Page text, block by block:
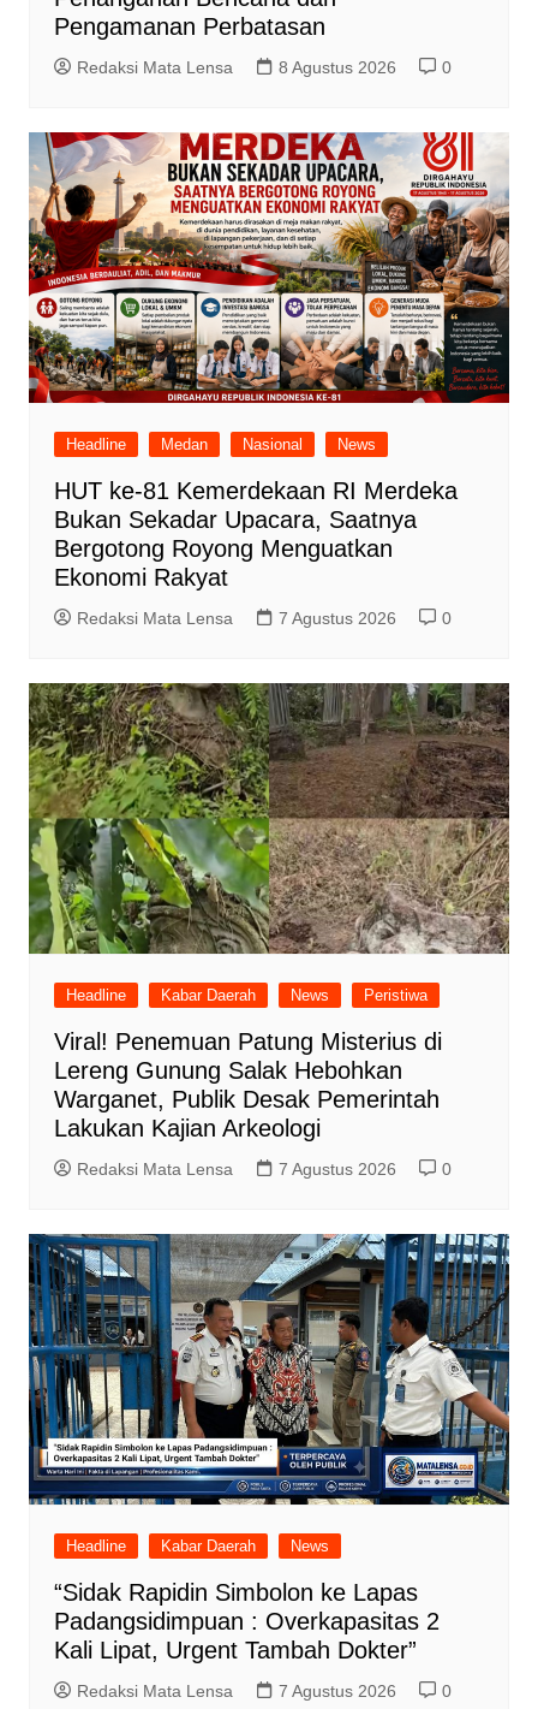
Pengamanan Perbatasan
Redaksi Mata Lensa 8 Agustus 2026 0
Headline Medan Nasional News
HUT ke-81 Kemerdekaan RI Merdeka
Bukan Sekadar Upacara, Saatnya
Bergotong Royong Menguatkan
Ekonomi Rakyat
Redaksi Mata Lensa 7 Agustus 2026 0
Headline Kabar Daerah News Peristiwa
Viral! Penemuan Patung Misterius di
Lereng Gunung Salak Hebohkan
Warganet, Publik Desak Pemerintah
Lakukan Kajian Arkeologi
Redaksi Mata Lensa 7 Agustus 2026 0
Headline Kabar Daerah News
“Sidak Rapidin Simbolon ke Lapas
Padangsidimpuan : Overkapasitas 2
Kali Lipat, Urgent Tambah Dokter”
Redaksi Mata Lensa 7 Agustus 2026 0